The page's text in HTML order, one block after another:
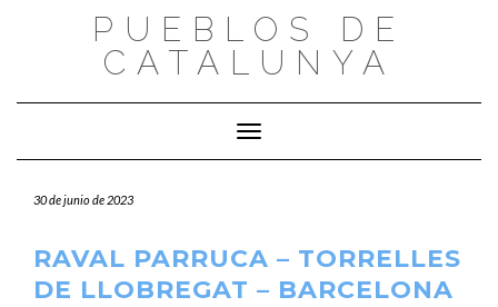
PUEBLOS DE
CATALUNYA
Cambiar modo de navegación
30 de junio de 2023
RAVAL PARRUCA – TORRELLES
DE LLOBREGAT – BARCELONA